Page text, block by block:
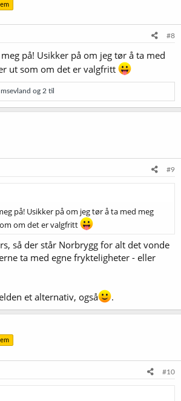
#8
på! Usikker på om jeg tør å ta med
ut som om det er valgfritt
msevland og 2 til
#9
på! Usikker på om jeg tør å ta med meg
om det er valgfritt
så der står Norbrygg for alt det vonde
ta med egne frykteligheter - eller
et alternativ, også .
#10